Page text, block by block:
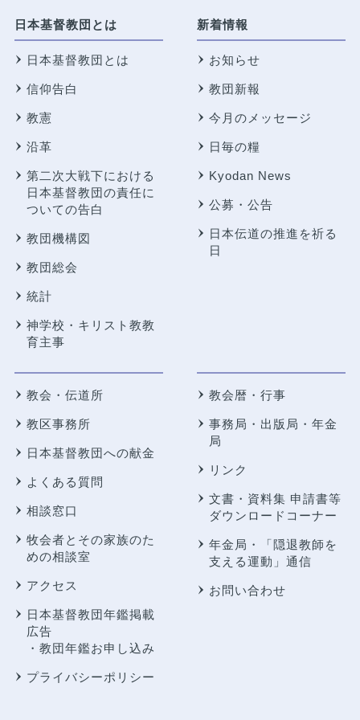
日本基督教団とは
日本基督教団とは
信仰告白
教憲
沿革
第二次大戦下における
日本基督教団の責任に
ついての告白
教団機構図
教団総会
統計
神学校・キリスト教教
育主事
新着情報
お知らせ
教団新報
今月のメッセージ
日毎の糧
Kyodan News
公募・公告
日本伝道の推進を祈る
日
教会・伝道所
教区事務所
日本基督教団への献金
よくある質問
相談窓口
牧会者とその家族のた
めの相談室
アクセス
日本基督教団年鑑掲載
広告
・教団年鑑お申し込み
プライバシーポリシー
教会暦・行事
事務局・出版局・年金
局
リンク
文書・資料集 申請書等
ダウンロードコーナー
年金局・
「隠退教師を
支える運動」通信
お問い合わせ